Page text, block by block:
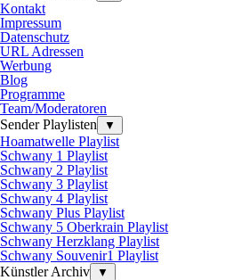
Kontakt
Impressum
Datenschutz
URL Adressen
Werbung
Blog
Programme
Team/Moderatoren
Sender Playlisten
▼
Hoamatwelle Playlist
Schwany 1 Playlist
Schwany 2 Playlist
Schwany 3 Playlist
Schwany 4 Playlist
Schwany Plus Playlist
Schwany 5 Oberkrain Playlist
Schwany Herzklang Playlist
Schwany Souvenir1 Playlist
Künstler Archiv
▼